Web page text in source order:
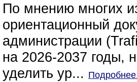
По мнению многих
ориентационный
администрации
на 2026-2037 годы,
уделить ур...